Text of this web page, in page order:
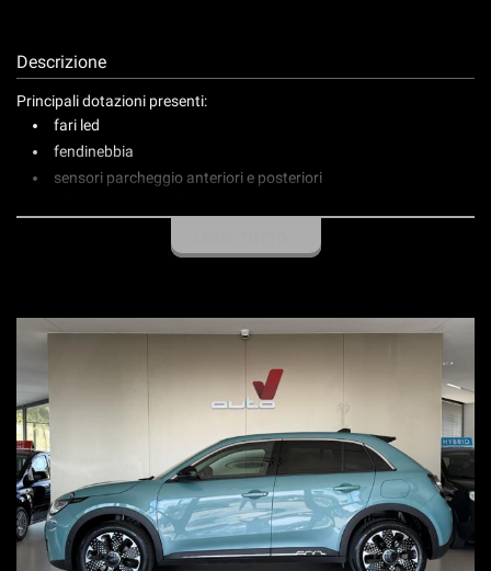
Descrizione
Principali dotazioni presenti:
fari led
fendinebbia
sensori parcheggio anteriori e posteriori
vetri posteriori oscurati
massaggio
radio touch con ricezione dab
carplay wireless
clima automatico
sedili anteriori riscaldati
paddle
controllo elettronico della corsia